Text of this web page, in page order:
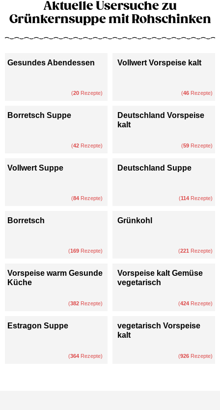
Aktuelle Usersuche zu
Grünkernsuppe mit Rohschinken
Gesundes Abendessen
(20 Rezepte)
Vollwert Vorspeise kalt
(46 Rezepte)
Borretsch Suppe
(42 Rezepte)
Deutschland Vorspeise
kalt
(59 Rezepte)
Vollwert Suppe
(84 Rezepte)
Deutschland Suppe
(114 Rezepte)
Borretsch
(169 Rezepte)
Grünkohl
(221 Rezepte)
Vorspeise warm Gesunde
Küche
(382 Rezepte)
Vorspeise kalt Gemüse
vegetarisch
(424 Rezepte)
Estragon Suppe
(364 Rezepte)
vegetarisch Vorspeise
kalt
(926 Rezepte)